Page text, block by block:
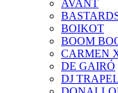
AVANT
BOIKOT
BOOM
CARMEN
DE GAIRÓ
DJ